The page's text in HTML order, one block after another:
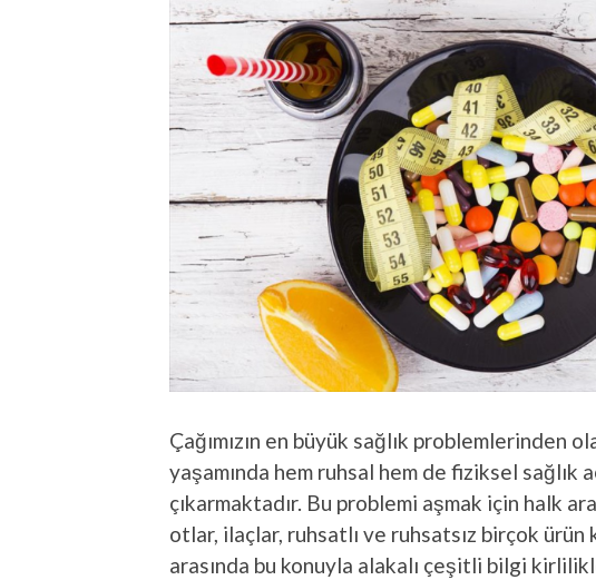
Çağımızın en büyük sağlık problemlerinden
yaşamında hem ruhsal hem de fiziksel sağlık
çıkarmaktadır. Bu problemi aşmak için halk
otlar, ilaçlar, ruhsatlı ve ruhsatsız birçok
arasında bu konuyla alakalı çeşitli bilgi